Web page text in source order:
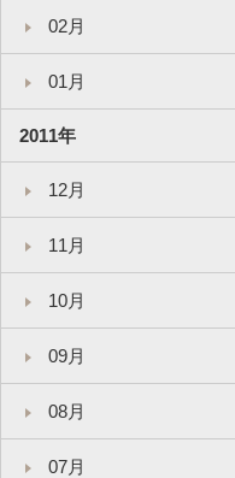
02月
01月
2011年
12月
11月
10月
09月
08月
07月